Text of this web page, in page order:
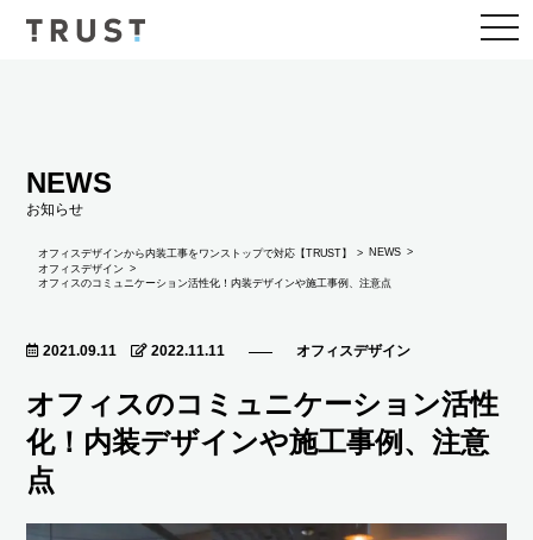
NEWS
お知らせ
オフィスデザインから内装工事をワンストップで対応【TRUST】
NEWS
オフィスデザイン
オフィスのコミュニケーション活性化！内装デザインや施工事例、注意点
2021.09.11 2022.11.11 オフィスデザイン
オフィスのコミュニケーション活性
化！内装デザインや施工事例、注意
点